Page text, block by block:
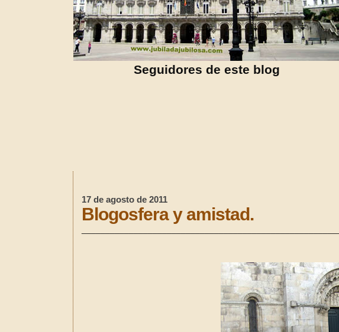
Seguidores de este blog
17 de agosto de 2011
Blogosfera y amistad.